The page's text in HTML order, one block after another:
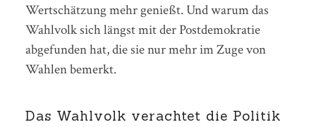
Wertschätzung mehr genießt. Und warum das
Wahlvolk sich längst mit der Postdemokratie
abgefunden hat, die sie nur mehr im Zuge von
Wahlen bemerkt.
Das Wahlvolk verachtet die Politik